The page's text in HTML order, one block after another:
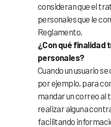
consideran que el
personales que le
Reglamento.
¿Con qué finalidad
personales?
Cuando un usuario
por ejemplo, para
mandar un correo al
realizar alguna
facilitando